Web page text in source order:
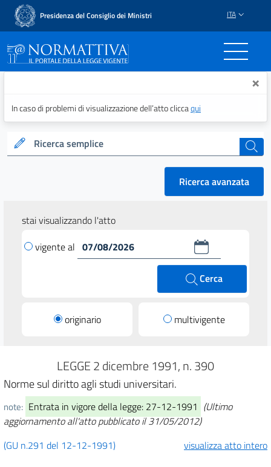
Presidenza del Consiglio dei Ministri ITA
Normattiva - Il portale ×
In caso di problemi di visualizzazione dell’atto cliccaqui
Ricerca semplice cerca
Ricerca avanzata
stai visualizzando l'atto
vigente al
Cerca
originario multivigente
LEGGE 2 dicembre 1991, n. 390
Norme sul diritto agli studi universitari.
note: Entrata in vigore della legge: 27-12-1991 (Ultimo
aggiornamento all'atto pubblicato il 31/05/2012)
(GU n.291 del 12-12-1991)
visualizza atto intero